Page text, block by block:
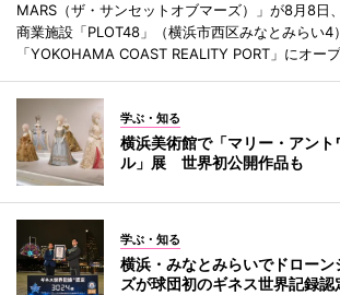
MARS（ザ・サンセットオブマーズ）」が8月8日
商業施設「PLOT48」（横浜市西区みなとみらい4
「YOKOHAMA COAST REALITY PORT」にオープ
学ぶ・知る
横浜美術館で「マリー・アント
ル」展 世界初公開作品も
学ぶ・知る
横浜・みなとみらいでドロー
ズが球団初のギネス世界記録認